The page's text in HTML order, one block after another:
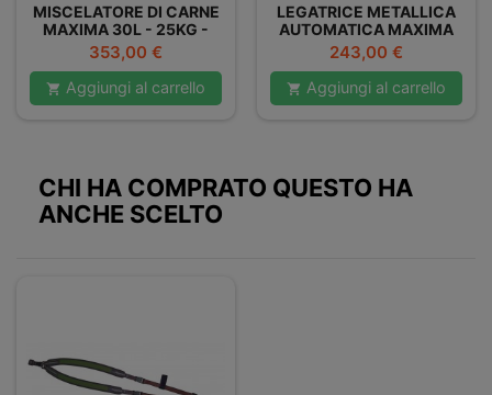
MISCELATORE DI CARNE
MAXIMA 30L - 25KG -
DOPPIO
Prezzo
353,00 €
 Aggiungi al carrello
LEGATRICE METALLICA
AUTOMATICA MAXIMA
Prezzo
243,00 €
 Aggiungi al carrello
CHI HA COMPRATO QUESTO HA
ANCHE SCELTO